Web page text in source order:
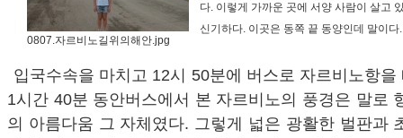
0807.자르비노길위의해안.jpg
다. 이렇게 가까운 곳에 서양 사람이 살고
신기하다. 이곳은 동쪽 끝 동양인데 말이다.
입국수속을 마치고 12시 50분에 버스로 자르비노항
1시간 40분 동안버스에서 본 자르비노의 풍경은 말로
의 아름다움 그 자체였다. 그렇게 넓은 광활한 벌판과